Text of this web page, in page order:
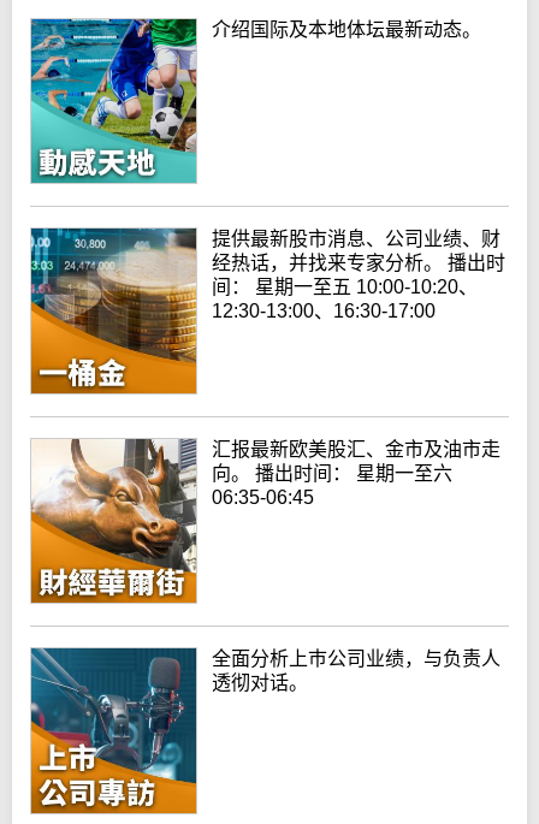
介绍国际及本地体坛最新动态。
提供最新股市消息、公司业绩、财
经热话，并找来专家分析。 播出时
间： 星期一至五 10:00-10:20、
12:30-13:00、16:30-17:00
汇报最新欧美股汇、金市及油市走
向。 播出时间： 星期一至六
06:35-06:45
全面分析上巿公司业绩，与负责人
透彻对话。